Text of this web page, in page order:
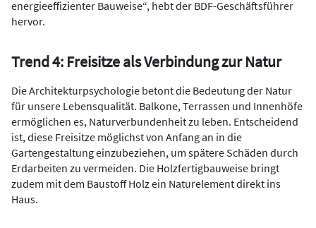
energieeffizienter Bauweise“, hebt der BDF-Geschäftsführer
hervor.
Trend 4: Freisitze als Verbindung zur Natur
Die Architekturpsychologie betont die Bedeutung der Natur
für unsere Lebensqualität. Balkone, Terrassen und Innenhöfe
ermöglichen es, Naturverbundenheit zu leben. Entscheidend
ist, diese Freisitze möglichst von Anfang an in die
Gartengestaltung einzubeziehen, um spätere Schäden durch
Erdarbeiten zu vermeiden. Die Holzfertigbauweise bringt
zudem mit dem Baustoff Holz ein Naturelement direkt ins
Haus.